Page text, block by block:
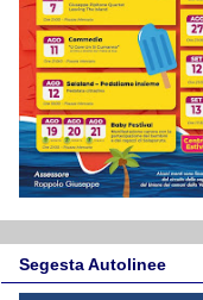
Segesta Autolinee